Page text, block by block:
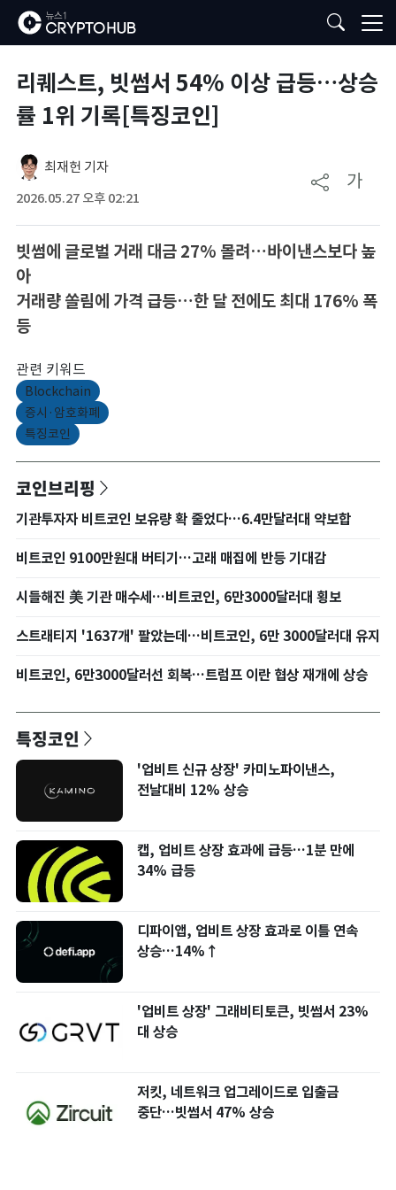
리퀘스트, 빗썸서 54% 이상 급등…상승
률 1위 기록[특징코인]
최재헌 기자
2026.05.27 오후 02:21
가
빗썸에 글로벌 거래 대금 27% 몰려…바이낸스보다 높
아
거래량 쏠림에 가격 급등…한 달 전에도 최대 176% 폭
등
관련 키워드
Blockchain
증시·암호화폐
특징코인
코인브리핑
기관투자자 비트코인 보유량 확 줄었다…6.4만달러대 약보합
비트코인 9100만원대 버티기…고래 매집에 반등 기대감
시들해진 美 기관 매수세…비트코인, 6만3000달러대 횡보
스트래티지 '1637개' 팔았는데…비트코인, 6만 3000달러대 유지
비트코인, 6만3000달러선 회복…트럼프 이란 협상 재개에 상승
특징코인
'업비트 신규 상장' 카미노파이낸스,
전날대비 12% 상승
캡, 업비트 상장 효과에 급등…1분 만에
34% 급등
디파이앱, 업비트 상장 효과로 이틀 연속
상승…14%↑
'업비트 상장' 그래비티토큰, 빗썸서 23%
대 상승
저킷, 네트워크 업그레이드로 입출금
중단…빗썸서 47% 상승